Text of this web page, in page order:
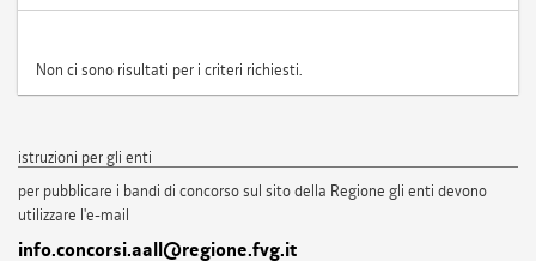
Non ci sono risultati per i criteri richiesti.
istruzioni per gli enti
per pubblicare i bandi di concorso sul sito della Regione gli enti devono
utilizzare l'e-mail
info.concorsi.aall@regione.fvg.it